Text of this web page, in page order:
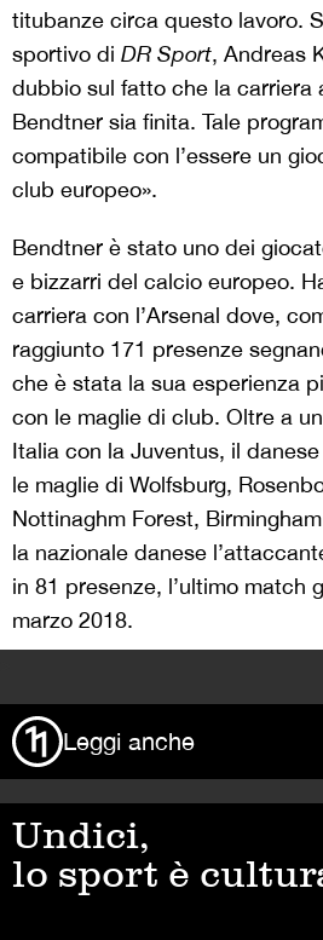
titubanze circa questo lavoro.
sportivo di DR Sport, Andreas
dubbio sul fatto che la carriera
Bendtner sia finita. Tale
compatibile con l’essere un
club europeo».
Bendtner è stato uno dei
e bizzarri del calcio europeo.
carriera con l’Arsenal dove,
raggiunto 171 presenze
che è stata la sua esperienza
con le maglie di club. Oltre a
Italia con la Juventus, il
le maglie di Wolfsburg,
Nottinaghm Forest,
la nazionale danese
in 81 presenze, l’ultimo match
marzo 2018.
Leggi anche
Undici,
lo sport è